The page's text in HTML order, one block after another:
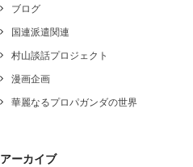
ブログ
国連派遣関連
村山談話プロジェクト
漫画企画
華麗なるプロパガンダの世界
アーカイブ